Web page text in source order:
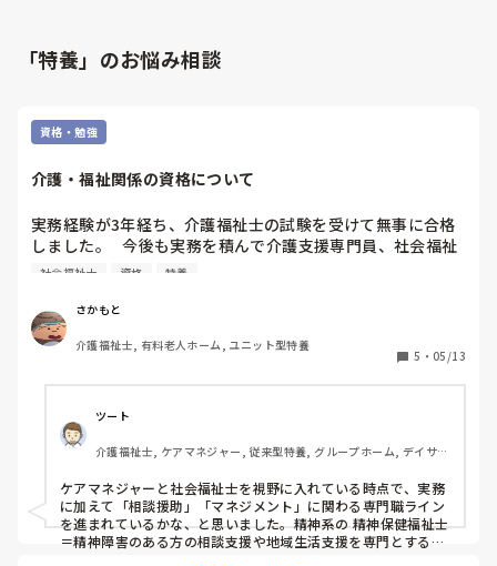
「特養」のお悩み相談
資格・勉強
介護・福祉関係の資格について
実務経験が3年経ち、介護福祉士の試験を受けて無事に合格
しました。   今後も実務を積んで介護支援専門員、社会福祉
士と取得を考えています。
ここで質問なんですが、上記に示した資格に【勝るとも劣ら
ない資格】【この資格は持ってれば武器になる】といった資
格はございませんか??
是非皆さんの意見聞かせてください🙇‍♂️
社会福祉士 資格 特養
さかもと
介護福祉士, 有料老人ホーム, ユニット型特養
5 ・ 05/13
ツート
介護福祉士, ケアマネジャー, 従来型特養, グループホーム, デイサー
ケアマネジャーと社会福祉士を視野に入れている時点で、実務
に加えて「相談援助」「マネジメント」に関わる専門職ライン
を進まれているかな、と思いました。精神系の 精神保健福祉士
＝精神障害のある方の相談支援や地域生活支援を専門とする国